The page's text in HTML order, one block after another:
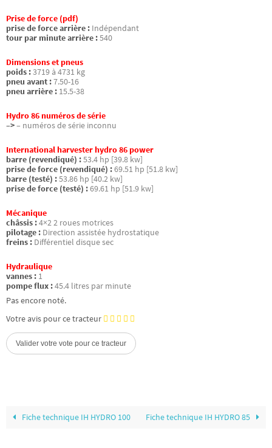
Prise de force (pdf)
prise de force arrière : Indépendant
tour par minute arrière :540
Dimensions et pneus
poids :3719 à 4731 kg
pneu avant :7.50-16
pneu arrière : 15.5-38
Hydro 86 numéros de série
–>– numéros de série inconnu
International harvester hydro 86 power
barre (revendiqué) :53.4 hp [39.8 kw]
prise de force (revendiqué) :69.51 hp [51.8 kw]
barre (testé) :53.86 hp [40.2 kw]
prise de force (testé) :69.61 hp [51.9 kw]
Mécanique
châssis :4×2 2 roues motrices
pilotage : Direction assistée hydrostatique
freins : Différentiel disque sec
Hydraulique
vannes : 1
pompe flux :45.4 litres par minute
Pas encore noté.
Votre avis pour ce tracteur
Fiche technique IH HYDRO 100 Fiche technique IH HYDRO 85